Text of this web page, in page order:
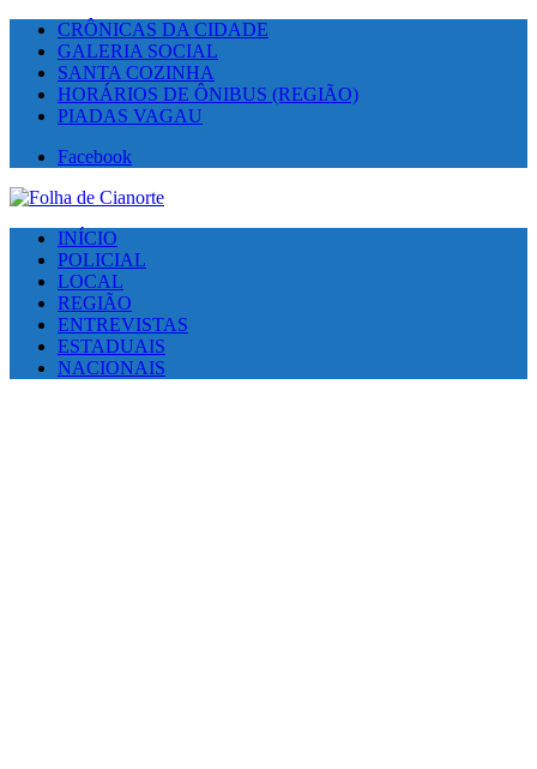
CRÔNICAS DA CIDADE
GALERIA SOCIAL
SANTA COZINHA
HORÁRIOS DE ÔNIBUS (REGIÃO)
PIADAS VAGAU
Facebook
INÍCIO
POLICIAL
LOCAL
REGIÃO
ENTREVISTAS
ESTADUAIS
NACIONAIS